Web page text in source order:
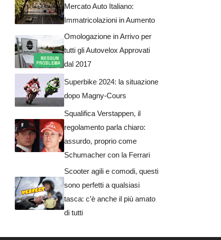
Mercato Auto Italiano:
Immatricolazioni in Aumento
Omologazione in Arrivo per
tutti gli Autovelox Approvati
dal 2017
Superbike 2024: la situazione
dopo Magny-Cours
Squalifica Verstappen, il
regolamento parla chiaro:
assurdo, proprio come
Schumacher con la Ferrari
Scooter agili e comodi, questi
sono perfetti a qualsiasi
tasca: c’è anche il più amato
di tutti